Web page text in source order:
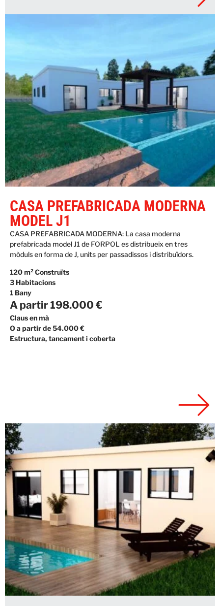
CASA PREFABRICADA MODERNA
MODEL J1
CASA PREFABRICADA MODERNA: La casa moderna
prefabricada model J1 de FORPOL es distribueix en tres
mòduls en forma de J, units per passadissos i distribuïdors.
120 m² Construïts
3 Habitacions
1 Bany
A partir 198.000 €
Claus en mà
O a partir de 54.000 €
Estructura, tancament i coberta